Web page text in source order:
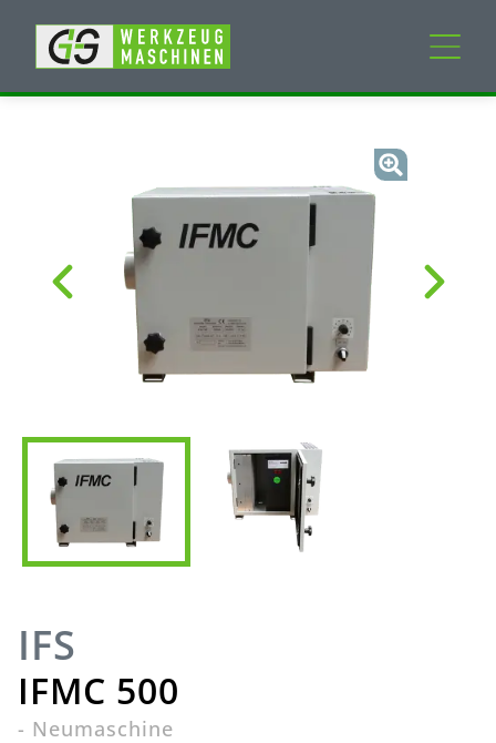
Neumaschinen
Gebrauchtmaschinen
Dienstleistungen
Unternehmen
Mein Konto
IFS
IFMC 500
- Neumaschine